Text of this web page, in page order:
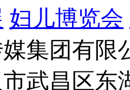
妇儿博览会
集团有限
武昌区东